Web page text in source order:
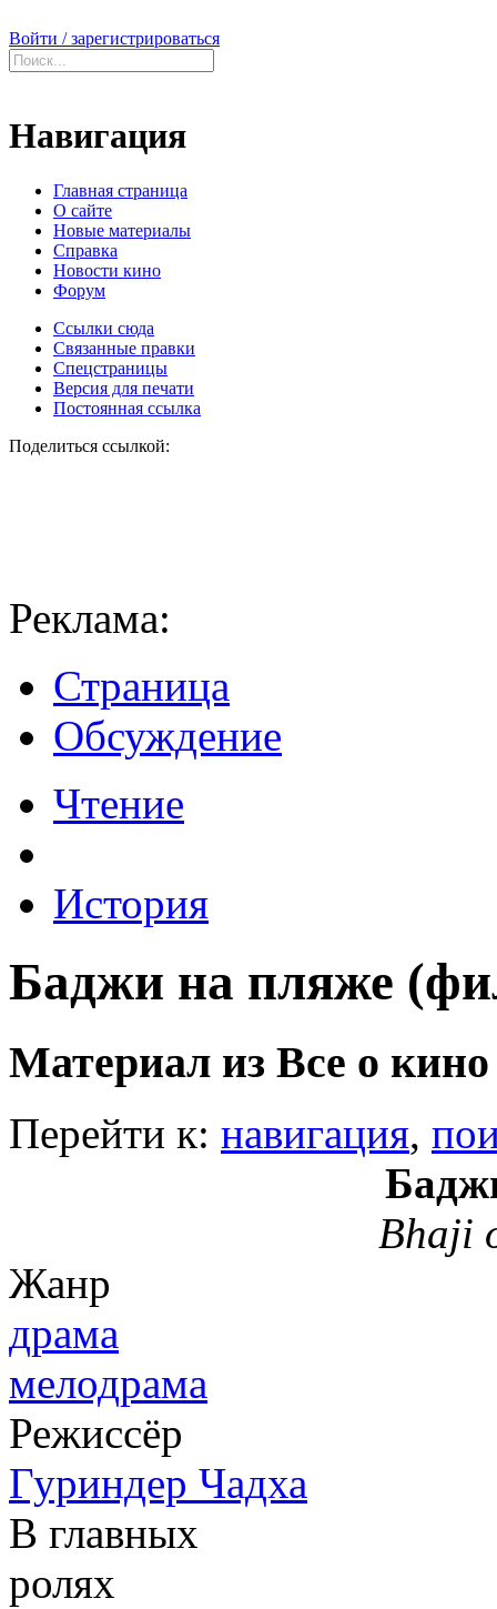
Войти / зарегистрироваться
Навигация
Главная страница
О сайте
Новые материалы
Справка
Новости кино
Форум
Ссылки сюда
Связанные правки
Спецстраницы
Версия для печати
Постоянная ссылка
Поделиться ссылкой:
Реклама:
Страница
Обсуждение
Чтение
История
Баджи на пляже
Материал из Все о кино
Перейти к: навигация,
Bhaji
Жанр
драма
мелодрама
Режиссёр
Гуриндер Чадха
В главных
ролях